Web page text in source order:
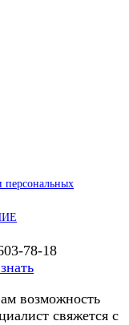
78-18
возможность
свяжется с